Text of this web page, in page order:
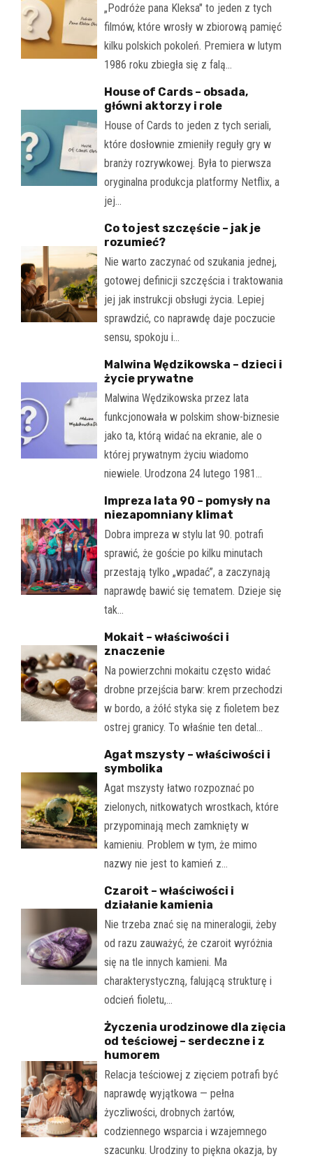
„Podróże pana Kleksa" to jeden z tych
filmów, które wrosły w zbiorową pamięć
kilku polskich pokoleń. Premiera w lutym
1986 roku zbiegła się z falą…
House of Cards – obsada,
główni aktorzy i role
House of Cards to jeden z tych seriali,
które dosłownie zmieniły reguły gry w
branży rozrywkowej. Była to pierwsza
oryginalna produkcja platformy Netflix, a
jej…
Co to jest szczęście – jak je
rozumieć?
Nie warto zaczynać od szukania jednej,
gotowej definicji szczęścia i traktowania
jej jak instrukcji obsługi życia. Lepiej
sprawdzić, co naprawdę daje poczucie
sensu, spokoju i…
Malwina Wędzikowska – dzieci i
życie prywatne
Malwina Wędzikowska przez lata
funkcjonowała w polskim show-biznesie
jako ta, którą widać na ekranie, ale o
której prywatnym życiu wiadomo
niewiele. Urodzona 24 lutego 1981…
Impreza lata 90 – pomysły na
niezapomniany klimat
Dobra impreza w stylu lat 90. potrafi
sprawić, że goście po kilku minutach
przestają tylko „wpadać”, a zaczynają
naprawdę bawić się tematem. Dzieje się
tak…
Mokait – właściwości i
znaczenie
Na powierzchni mokaitu często widać
drobne przejścia barw: krem przechodzi
w bordo, a żółć styka się z fioletem bez
ostrej granicy. To właśnie ten detal…
Agat mszysty – właściwości i
symbolika
Agat mszysty łatwo rozpoznać po
zielonych, nitkowatych wrostkach, które
przypominają mech zamknięty w
kamieniu. Problem w tym, że mimo
nazwy nie jest to kamień z…
Czaroit – właściwości i
działanie kamienia
Nie trzeba znać się na mineralogii, żeby
od razu zauważyć, że czaroit wyróżnia
się na tle innych kamieni. Ma
charakterystyczną, falującą strukturę i
odcień fioletu,…
Życzenia urodzinowe dla zięcia
od teściowej – serdeczne i z
humorem
Relacja teściowej z zięciem potrafi być
naprawdę wyjątkowa — pełna
życzliwości, drobnych żartów,
codziennego wsparcia i wzajemnego
szacunku. Urodziny to piękna okazja, by